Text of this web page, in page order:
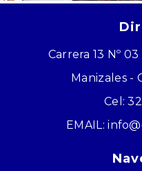
Carrera 13 Nº
Manizales -
Cel:
EMAIL: